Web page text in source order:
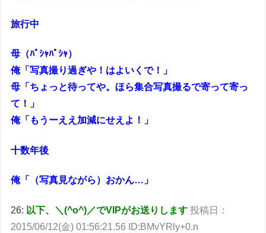
旅行中
母（ﾊﾟｼｬﾊﾟｼｬ）
俺「写真撮り過ぎや！はよいくで！」
母「ちょっと待ってや。ほら集合写真撮るで寄って寄っ
て！」
俺「もうーええ加減にせえよ！」
十数年後
俺「（写真見ながら）おかん…」
26: 以下、＼(^o^)／でVIPがお送りします 投稿日：
2015/06/12(金) 01:56:21.56 ID:BMvYRly+0.n